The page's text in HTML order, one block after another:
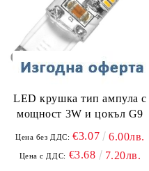
LED крушка тип ампула с
мощност 3W и цокъл G9
Цена без ДДС: €3.07 6.00лв.
Цена с ДДС: €3.68 7.20лв.